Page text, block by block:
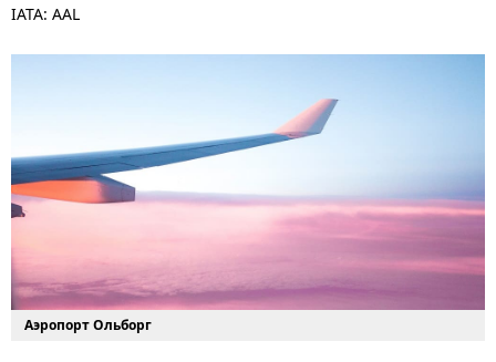
IATA: AAL
Аэропорт Ольборг